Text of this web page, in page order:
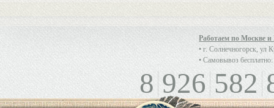
Работаем по Москве
• г. Солнечногорск, ул
• Самовывоз
8 926 582